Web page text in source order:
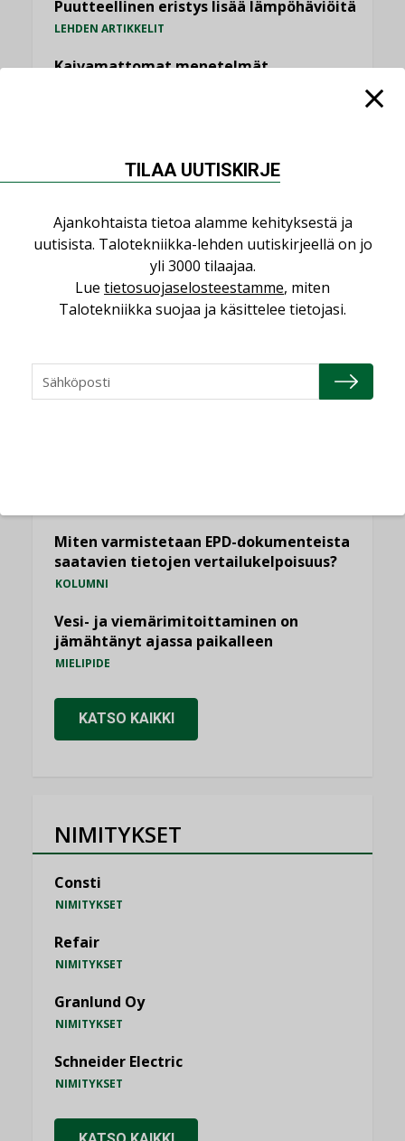
Puutteellinen eristys lisää lämpöhäviöitä
LEHDEN ARTIKKELIT
Kaivamattomat menetelmät
KATSO KAIKKI
NÄKÖKULMIA
Puheista tekoihin – uusin teknologia
KOLUMNI
Sähköistäminen säästää euroja
Miten varmistetaan EPD-dokumenteista
saatavien tietojen vertailukelpoisuus?
KOLUMNI
Vesi- ja viemärimitoittaminen on
jämähtänyt ajassa paikalleen
MIELIPIDE
KATSO KAIKKI
NIMITYKSET
Consti
NIMITYKSET
Refair
NIMITYKSET
Granlund Oy
NIMITYKSET
Schneider Electric
NIMITYKSET
TILAA UUTISKIRJE
Ajankohtaista tietoa alamme kehityksestä ja
uutisista. Talotekniikka-lehden uutiskirjeellä on jo
yli 3000 tilaajaa.
Lue tietosuojaselosteestamme, miten
Talotekniikka suojaa ja käsittelee tietojasi.